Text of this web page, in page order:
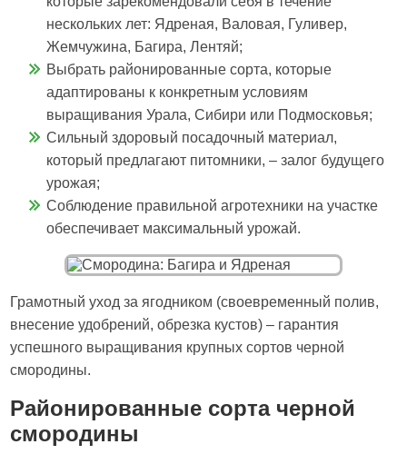
нескольких лет: Ядреная, Валовая, Гуливер,
Жемчужина, Багира, Лентяй;
Выбрать районированные сорта, которые
адаптированы к конкретным условиям
выращивания Урала, Сибири или Подмосковья;
Сильный здоровый посадочный материал,
который предлагают питомники, – залог будущего
урожая;
Соблюдение правильной агротехники на участке
обеспечивает максимальный урожай.
Грамотный уход за ягодником (своевременный полив,
внесение удобрений, обрезка кустов) – гарантия
успешного выращивания крупных сортов черной
смородины.
Районированные сорта черной
смородины